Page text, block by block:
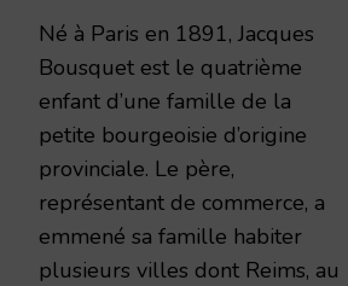
Né à Paris en 1891, Jacques
Bousquet est le quatrième
enfant d’une famille de la
petite bourgeoisie d’origine
provinciale. Le père,
représentant de commerce, a
emmené sa famille habiter
plusieurs villes dont Reims, au